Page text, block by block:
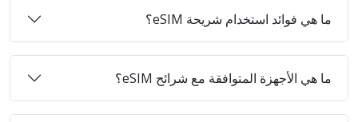
ما هي فوائد استخدام شريحة eSIM؟
ما هي الأجهزة المتوافقة مع شرائح eSIM؟